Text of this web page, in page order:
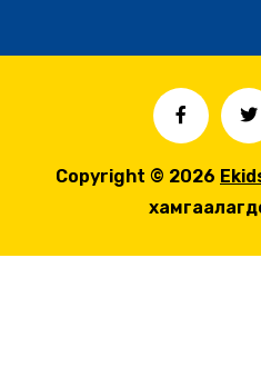
Copyright © 2026